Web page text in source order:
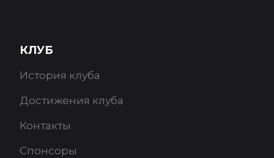
КЛУБ
История клуба
Достижения клуба
Контакты
Спонсоры